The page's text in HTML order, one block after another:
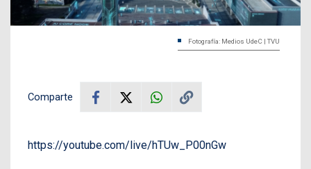
Fotografía: Medios UdeC | TVU
Comparte
https://youtube.com/live/hTUw_P00nGw